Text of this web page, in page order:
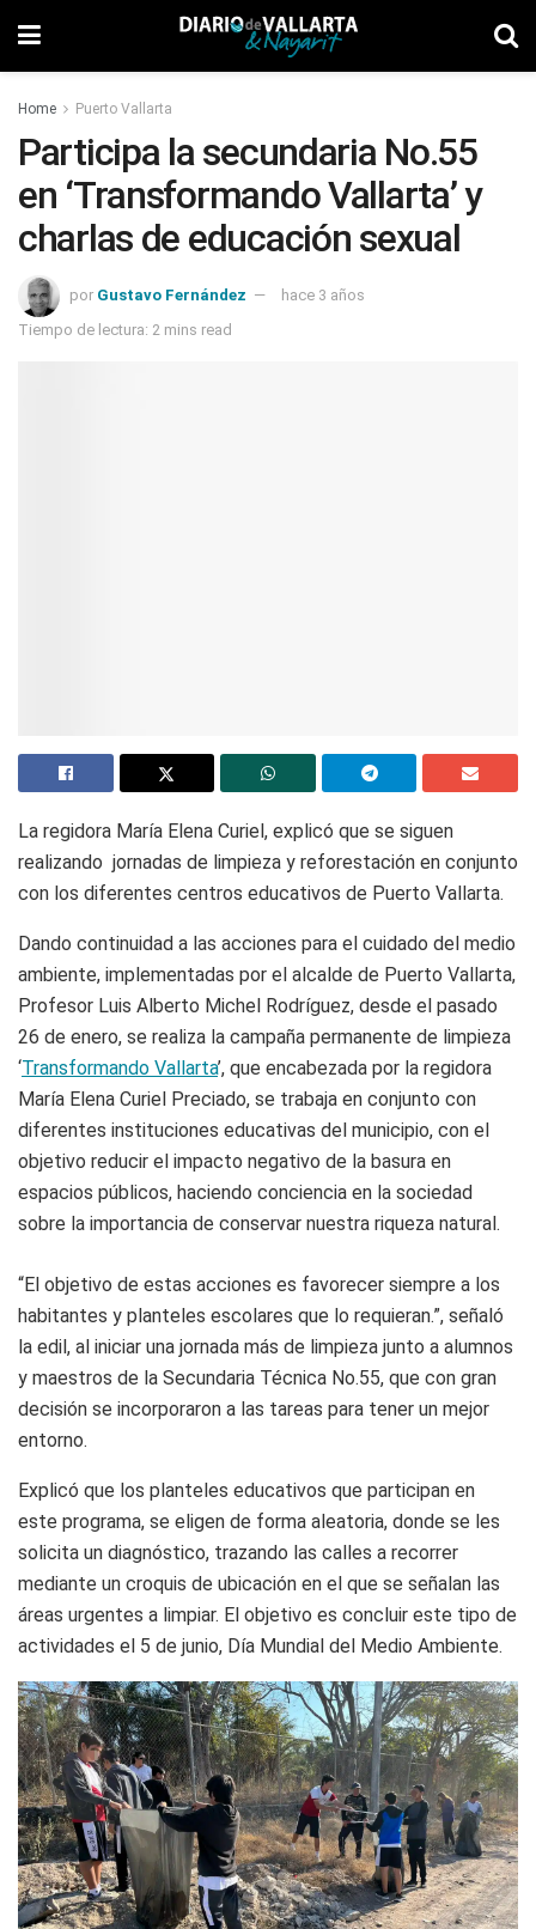
Home Puerto Vallarta
Participa la secundaria No.55
en ‘Transformando Vallarta’ y
charlas de educación sexual
por Gustavo Fernández
hace 3 años
Tiempo de lectura: 2 mins read
La regidora María Elena Curiel, explicó que se siguen
realizando jornadas de limpieza y reforestación en conjunto
con los diferentes centros educativos de Puerto Vallarta.
Dando continuidad a las acciones para el cuidado del medio
ambiente, implementadas por el alcalde de Puerto Vallarta,
Profesor Luis Alberto Michel Rodríguez, desde el pasado
26 de enero, se realiza la campaña permanente de limpieza
‘Transformando Vallarta’, que encabezada por la regidora
María Elena Curiel Preciado, se trabaja en conjunto con
diferentes instituciones educativas del municipio, con el
objetivo reducir el impacto negativo de la basura en
espacios públicos, haciendo conciencia en la sociedad
sobre la importancia de conservar nuestra riqueza natural.
“El objetivo de estas acciones es favorecer siempre a los
habitantes y planteles escolares que lo requieran.”, señaló
la edil, al iniciar una jornada más de limpieza junto a alumnos
y maestros de la Secundaria Técnica No.55, que con gran
decisión se incorporaron a las tareas para tener un mejor
entorno.
Explicó que los planteles educativos que participan en
este programa, se eligen de forma aleatoria, donde se les
solicita un diagnóstico, trazando las calles a recorrer
mediante un croquis de ubicación en el que se señalan las
áreas urgentes a limpiar. El objetivo es concluir este tipo de
actividades el 5 de junio, Día Mundial del Medio Ambiente.